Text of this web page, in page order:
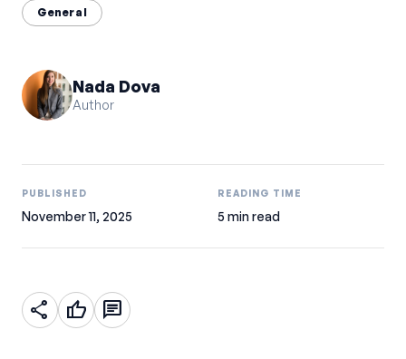
General
Nada Dova
Author
PUBLISHED
November 11, 2025
READING TIME
5 min read
share thumb_up chat